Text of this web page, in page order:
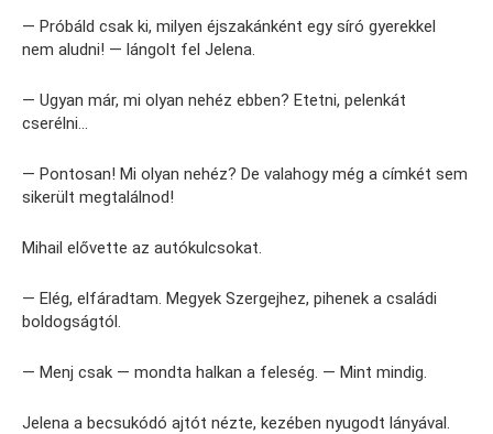
— Próbáld csak ki, milyen éjszakánként egy síró gyerekkel
nem aludni! — lángolt fel Jelena.
— Ugyan már, mi olyan nehéz ebben? Etetni, pelenkát
cserélni…
— Pontosan! Mi olyan nehéz? De valahogy még a címkét sem
sikerült megtalálnod!
Mihail elővette az autókulcsokat.
— Elég, elfáradtam. Megyek Szergejhez, pihenek a családi
boldogságtól.
— Menj csak — mondta halkan a feleség. — Mint mindig.
Jelena a becsukódó ajtót nézte, kezében nyugodt lányával.